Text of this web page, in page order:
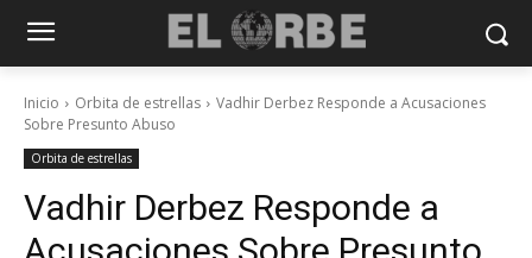
Inicio Orbita de estrellas
Vadhir Derbez Responde a Acusaciones
Sobre Presunto Abuso
Orbita de estrellas
Vadhir Derbez Responde a